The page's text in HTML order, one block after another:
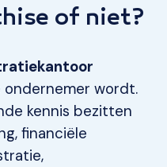
of niet?
wordt.
kennis bezitten
financiële